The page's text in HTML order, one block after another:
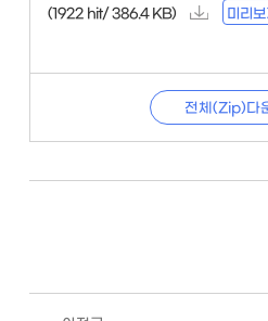
(1922 hit/ 386.4 KB) 미리보
전체(Zip)다